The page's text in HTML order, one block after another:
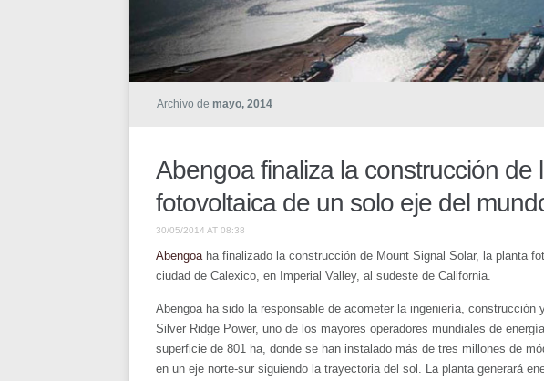
Archivo de mayo, 2014
Abengoa finaliza la construcción de
fotovoltaica de un solo eje del
30/05/2014 AT 08:38
Abengoa ha finalizado la construcción de Mount Signal Solar, la planta
ciudad de Calexico, en Imperial Valley, al sudeste de California.
Abengoa ha sido la responsable de acometer la ingeniería, construcción
Silver Ridge Power, uno de los mayores operadores mundiales de
superficie de 801 ha, donde se han instalado más de tres millones de
en un eje norte-sur siguiendo la trayectoria del sol. La planta generará